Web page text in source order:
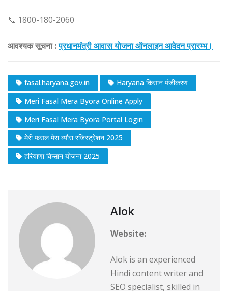
📞 1800-180-2060
आवश्यक सूचना :प्रधानमंत्री आवास योजना ऑनलाइन आवेदन प्रारम्भ।
fasal.haryana.gov.in
Haryana किसान पंजीकरण
Meri Fasal Mera Byora Online Apply
Meri Fasal Mera Byora Portal Login
मेरी फसल मेरा ब्यौरा रजिस्ट्रेशन 2025
हरियाणा किसान योजना 2025
Alok
Website:
Alok is an experienced
Hindi content writer and
SEO specialist, skilled in